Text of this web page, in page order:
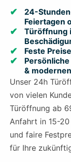
24-
Feiertagen
Türöffnung
Feste
&
Unser 24h
von vielen
Türöffnung ab
Anfahrt in 15-
und faire
für Ihre